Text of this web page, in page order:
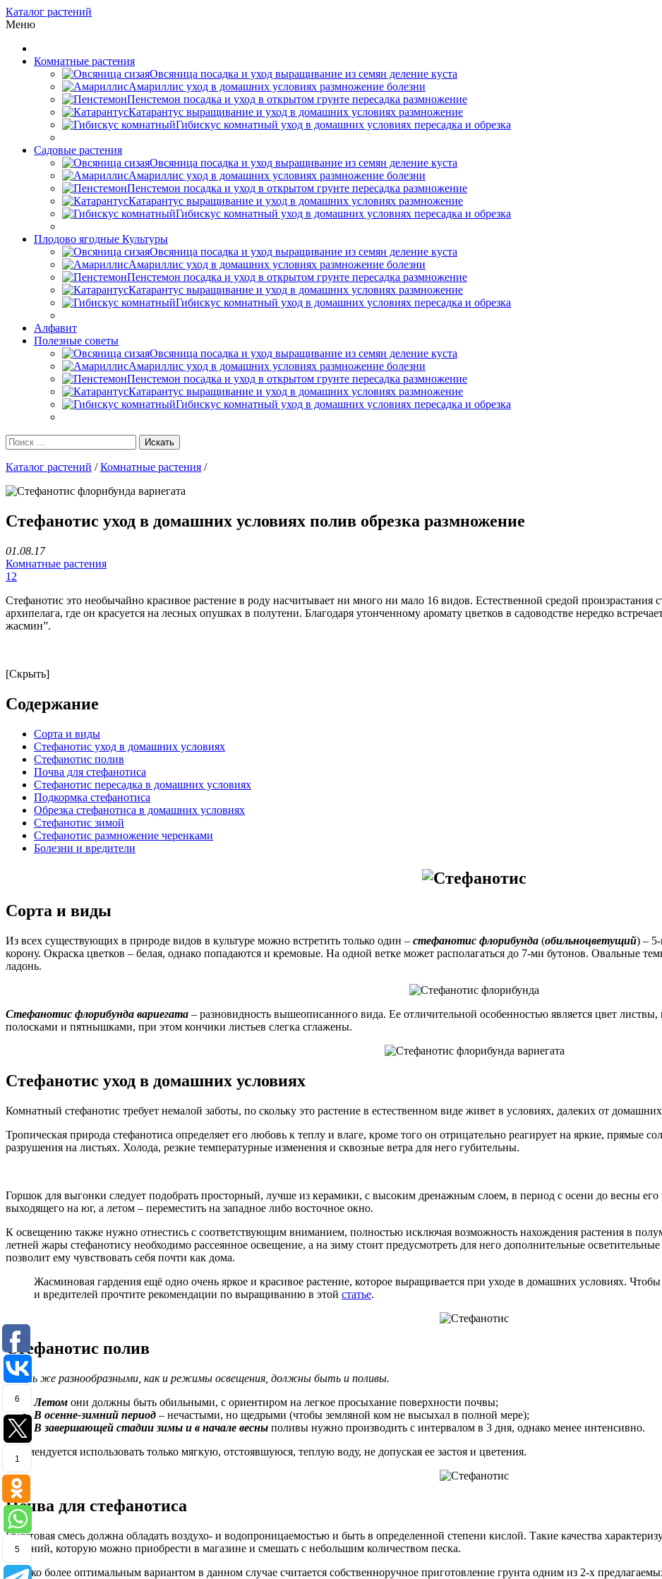
Каталог растений
Меню
Комнатные растения
Овсяница посадка и уход выращивание из семян деление куста
Амариллис уход в домашних условиях размножение болезни
Пенстемон посадка и уход в открытом грунте пересадка размножение
Катарантус выращивание и уход в домашних условиях размножение
Гибискус комнатный уход в домашних условиях пересадка и обрезка
Садовые растения
Овсяница посадка и уход выращивание из семян деление куста
Амариллис уход в домашних условиях размножение болезни
Пенстемон посадка и уход в открытом грунте пересадка размножение
Катарантус выращивание и уход в домашних условиях размножение
Гибискус комнатный уход в домашних условиях пересадка и обрезка
Плодово ягодные Культуры
Овсяница посадка и уход выращивание из семян деление куста
Амариллис уход в домашних условиях размножение болезни
Пенстемон посадка и уход в открытом грунте пересадка размножение
Катарантус выращивание и уход в домашних условиях размножение
Гибискус комнатный уход в домашних условиях пересадка и обрезка
Алфавит
Полезные советы
Овсяница посадка и уход выращивание из семян деление куста
Амариллис уход в домашних условиях размножение болезни
Пенстемон посадка и уход в открытом грунте пересадка размножение
Катарантус выращивание и уход в домашних условиях размножение
Гибискус комнатный уход в домашних условиях пересадка и обрезка
Каталог растений /Комнатные растения /
Стефанотис уход в домашних условиях полив обрезка размножение
01.08.17
Комнатные растения
12
Стефанотис это необычайно красивое растение в роду насчитывает ни много ни мало 16 видов. Естественной средой произрастания
архипелага, где он красуется на лесных опушках в полутени. Благодаря утонченному аромату цветков в садоводстве нередко
жасмин”.
[Скрыть]
Содержание
Сорта и виды
Стефанотис уход в домашних условиях
Стефанотис полив
Почва для стефанотиса
Стефанотис пересадка в домашних условиях
Подкормка стефанотиса
Обрезка стефанотиса в домашних условиях
Стефанотис зимой
Стефанотис размножение черенками
Болезни и вредители
Сорта и виды
Из всех существующих в природе видов в культуре можно встретить только один – стефанотис флорибунда (обильноцветущий) –
корону. Окраска цветков – белая, однако попадаются и кремовые. На одной ветке может располагаться до 7-ми бутонов. Овальные
ладонь.
Стефанотис флорибунда вариегата – разновидность вышеописанного вида. Ее отличительной особенностью является цвет
полосками и пятнышками, при этом кончики листьев слегка сглажены.
Стефанотис уход в домашних условиях
Комнатный стефанотис требует немалой заботы, по скольку это растение в естественном виде живет в условиях, далеких от
Тропическая природа стефанотиса определяет его любовь к теплу и влаге, кроме того он отрицательно реагирует на яркие, прямые
разрушения на листьях. Холода, резкие температурные изменения и сквозные ветра для него губительны.
Горшок для выгонки следует подобрать просторный, лучше из керамики, с высоким дренажным слоем, в период с осени до весны его
выходящего на юг, а летом – переместить на западное либо восточное окно.
К освещению также нужно отнестись с соответствующим вниманием, полностью исключая возможность нахождения растения в
летней жары стефанотису необходимо рассеянное освещение, а на зиму стоит предусмотреть для него дополнительные
позволит ему чувствовать себя почти как дома.
Жасминовая гардения ещё одно очень яркое и красивое растение, которое выращивается при уходе в домашних условиях.
и вредителей прочтите рекомендации по выращиванию в этой статье.
Стефанотис полив
Столь же разнообразными, как и режимы освещения, должны быть и поливы.
Летом они должны быть обильными, с ориентиром на легкое просыхание поверхности почвы;
В осенне-зимний период – нечастыми, но щедрыми (чтобы земляной ком не высыхал в полной мере);
В завершающей стадии зимы и в начале весны поливы нужно производить с интервалом в 3 дня, однако менее интенсивно.
Рекомендуется использовать только мягкую, отстоявшуюся, теплую воду, не допуская ее застоя и цветения.
Почва для стефанотиса
Грунтовая смесь должна обладать воздухо- и водопроницаемостью и быть в определенной степени кислой. Такие качества
растений, которую можно приобрести в магазине и смешать с небольшим количеством песка.
Однако более оптимальным вариантом в данном случае считается собственноручное приготовление грунта одним из 2-х
6
1
5